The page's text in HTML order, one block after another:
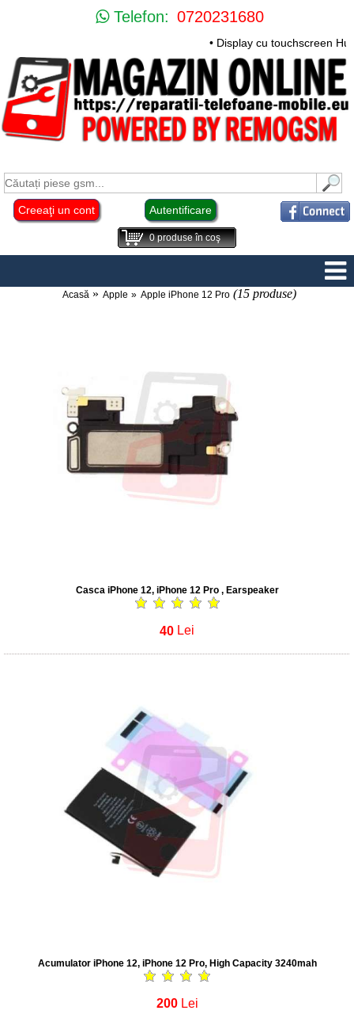
Telefon: 0720231680
• Display cu touchscreen
Creeaţi un cont Autentificare
0produse în coş
Acasă Apple Apple iPhone 12 Pro (15 produse)
Casca iPhone 12, iPhone 12 Pro , Earspeaker
40 Lei
Acumulator iPhone 12, iPhone 12 Pro, High Capacity 3240mah
200 Lei